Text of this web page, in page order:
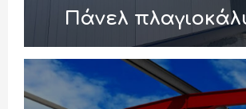
Πάνελ